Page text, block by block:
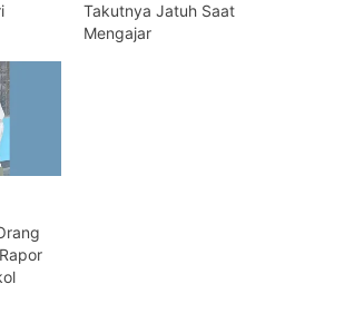
Takutnya Jatuh Saat
Mengajar